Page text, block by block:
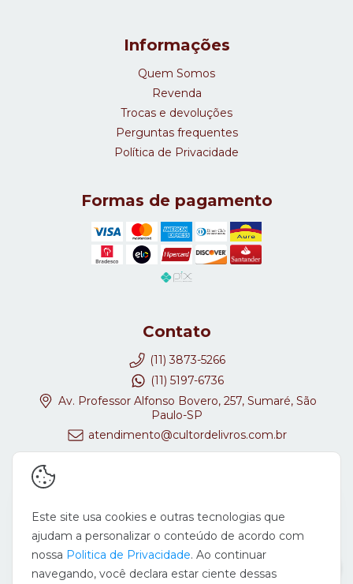
Informações
Quem Somos
Revenda
Trocas e devoluções
Perguntas frequentes
Política de Privacidade
Formas de pagamento
Contato
(11) 3873-5266
(11) 5197-6736
Av. Professor Alfonso Bovero, 257, Sumaré, São
Paulo-SP
atendimento@cultordelivros.com.br
Este site usa cookies e outras tecnologias que
ajudam a personalizar o conteúdo de acordo com
nossa Politica de Privacidade. Ao continuar
navegando, você declara estar ciente dessas